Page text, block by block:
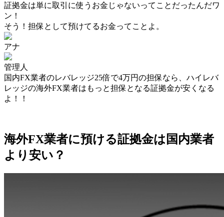
証拠金は単に取引に使うお金じゃないってことだったんだワ
ン！
そう！担保として預けてるお金ってことよ。
アナ
管理人
国内FX業者のレバレッジ25倍で4万円の担保なら、 ハイレバ
レッジの海外FX業者はもっと担保となる証拠金が安くなる
よ！
！
海外FX業者に預ける証拠金は国内業者
より安い？